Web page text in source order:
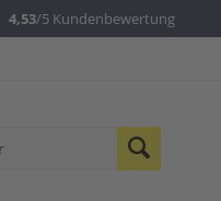
4,53/5 Kundenbewertung